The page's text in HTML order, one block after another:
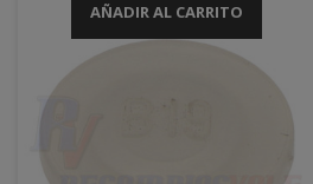
AÑADIR AL CARRITO